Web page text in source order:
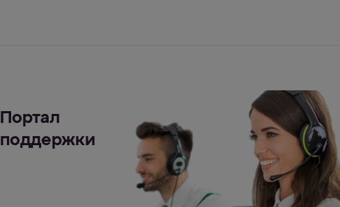
Портал
поддержки